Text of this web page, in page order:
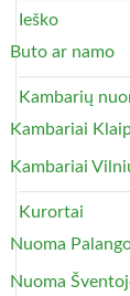
Ieško
Buto ar namo
Kambarių
Kambariai
Kambariai
Kurortai
Nuoma
Nuoma